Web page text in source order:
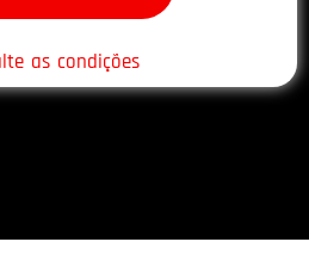
as condições